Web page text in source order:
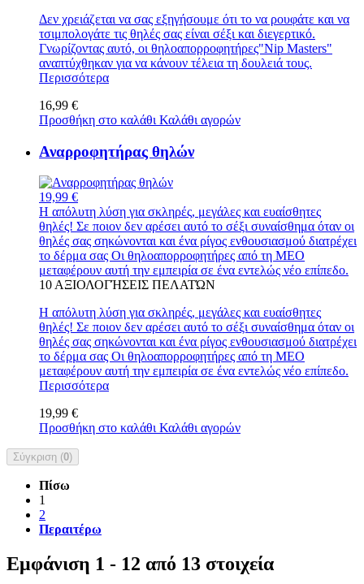
Δεν χρειάζεται να σας εξηγήσουμε ότι το να ρουφάτε και να
τσιμπολογάτε τις θηλές σας είναι σέξι και διεγερτικό.
Γνωρίζοντας αυτό, οι θηλοαπορροφητήρες"Nip Masters"
αναπτύχθηκαν για να κάνουν τέλεια τη δουλειά τους.
Περισσότερα
16,99 €
Προσθήκη στο καλάθι Καλάθι αγορών
Αναρροφητήρας θηλών
19,99 €
Η απόλυτη λύση για σκληρές, μεγάλες και ευαίσθητες
θηλές! Σε ποιον δεν αρέσει αυτό το σέξι συναίσθημα όταν οι
θηλές σας σηκώνονται και ένα ρίγος ενθουσιασμού διατρέχει
το δέρμα σας Οι θηλοαπορροφητήρες από τη MEO
μεταφέρουν αυτή την εμπειρία σε ένα εντελώς νέο επίπεδο.
10ΑΞΙΟΛΟΓΉΣΕΙΣ ΠΕΛΑΤΏΝ
Η απόλυτη λύση για σκληρές, μεγάλες και ευαίσθητες
θηλές! Σε ποιον δεν αρέσει αυτό το σέξι συναίσθημα όταν οι
θηλές σας σηκώνονται και ένα ρίγος ενθουσιασμού διατρέχει
το δέρμα σας Οι θηλοαπορροφητήρες από τη MEO
μεταφέρουν αυτή την εμπειρία σε ένα εντελώς νέο επίπεδο.
Περισσότερα
19,99 €
Προσθήκη στο καλάθι Καλάθι αγορών
Σύγκριση (0)
Πίσω
1
2
Περαιτέρω
Εμφάνιση 1 - 12 από 13 στοιχεία